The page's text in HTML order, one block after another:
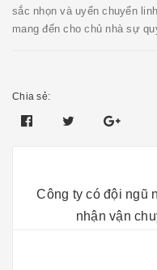
sắc nhọn và uyển chuyển
mang đến cho chủ nhà sự
Chia sẻ:
Công ty có đội ngũ
nhận vận